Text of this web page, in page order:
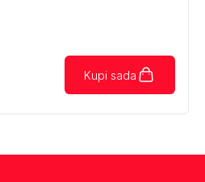
Kupi sada